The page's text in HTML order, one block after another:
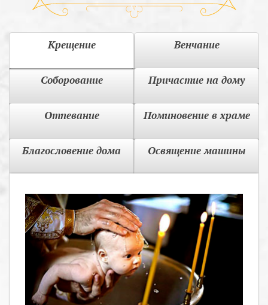
Крещение Венчание
Соборование Причастие на дому
Отпевание Поминовение в храме
Благословение дома Освящение машины